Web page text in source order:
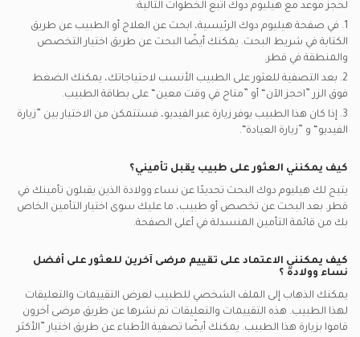
لحجز موعد مع هيليوم دوك اتبع الخطوات التالية:
1. في صفحة هيليوم دوك الرئيسية، ابحث عن العلاج أو الطبيب عن طريق
الكتابة في شريط البحث. يمكنك أيضًا البحث عن طريق اختيار التخصص
والمنطقة في قطر.
2. بعد التصفية للعثور على الطبيب الأنسب لاحتياجاتك، يمكنك الضغط
فوق الزر ”احجز الآن“ أو ”متاح في وقت معين“ على بطاقة الطبيب.
3. إذا كان هذا الطبيب يوفر زيارة عبر الفيديو، فستتمكن من الاختيار بين ”زيارة
الفيديو“ و ”زيارة العيادة“.
كيف يمكنني العثور على طبيب يقبل تأميني؟
يتيح لك هيليوم دوك البحث تحديدًا عن نساء وولادة الذين يقبلون تأمينك في
قطر. بعد البحث عن تخصص أو طبيب، ما عليك سوى اختيار التأمين الخاص
بك من قائمة التأمين المنسدلة في أعلى الصفحة.
كيف يمكنني الاعتماد على تقييم مرضى آخرين للعثور على أفضل
نساء وولادة ؟
يمكنك الذهاب إلى الملف الشخصي للطبيب لعرض التقييمات والتعليقات
لهذا الطبيب. هذه التقييمات والتعليقات تم نشرها عن طريق مرضى آخرون
قاموا بزيارة هذا الطبيب. يمكنك أيضًا تصفية الأطباء عن طريق اختيار ”الأكثر